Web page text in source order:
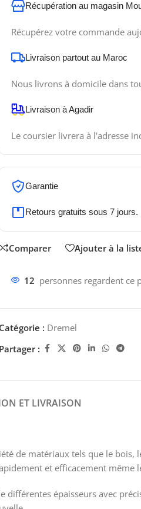
Récupération au magasin
Récupérez votre commande
Livraison partout au Maroc
Nous livrons à domicile dans
Livraison à Agadir
Le coursier livrera à l'adresse
Garantie
Retours gratuits sous 7 jours.
Comparer Ajouter à la
12 personnes regardent ce
Catégorie : Dremel
Partager :
ET LIVRAISON
de matériaux tels que le
et efficacement même
épaisseurs avec